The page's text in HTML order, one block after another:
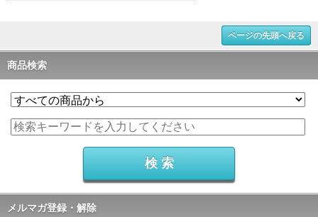
ページの先頭へ戻る
商品検索
メルマガ登録・解除